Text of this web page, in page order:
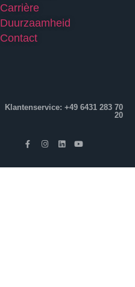
Carrière
Duurzaamheid
Contact
Klantenservice: +49 6431 283 70
20